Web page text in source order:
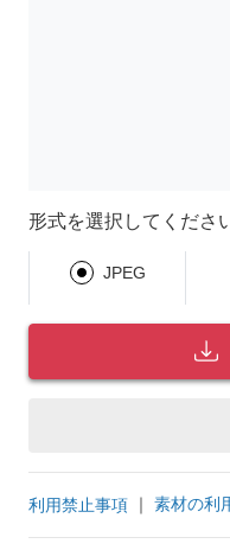
形式を選択してくださ
JPEG
利用禁止事項 ｜ 素材の利